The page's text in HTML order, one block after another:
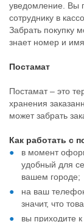
уведомление. Вы
сотруднику в
Забрать покупку
знает номер и
Постамат
Постамат – это
хранения
может забрать
Как работать с
в момент
удобный для
вашем городе;
на ваш
значит, что
вы приходите